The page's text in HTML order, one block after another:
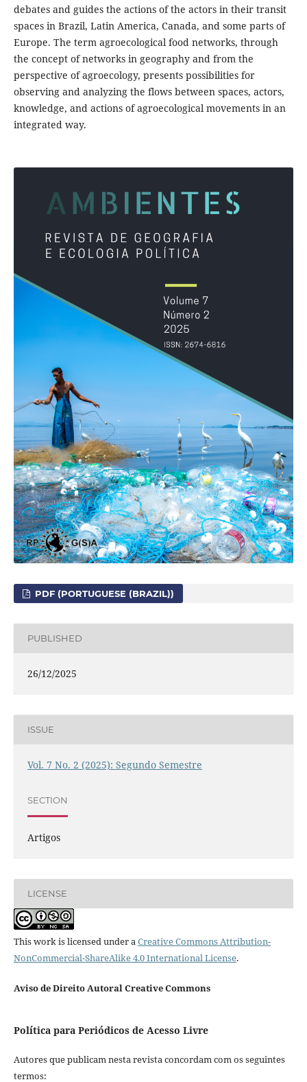
debates and guides the actions of the actors in their transit
spaces in Brazil, Latin America, Canada, and some parts of
Europe. The term agroecological food networks, through
the concept of networks in geography and from the
perspective of agroecology, presents possibilities for
observing and analyzing the flows between spaces, actors,
knowledge, and actions of agroecological movements in an
integrated way.
PDF (PORTUGUESE (BRAZIL))
PUBLISHED
26/12/2025
ISSUE
Vol. 7 No. 2 (2025): Segundo Semestre
SECTION
Artigos
LICENSE
This work is licensed under aCreative Commons Attribution-
NonCommercial-ShareAlike 4.0 International License.
Aviso de Direito Autoral Creative Commons
Política para Periódicos de Acesso Livre
Autores que publicam nesta revista concordam com os seguintes
termos: